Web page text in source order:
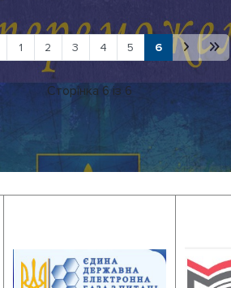
1 2 3 4 5 6
Сторінка 6 із 6